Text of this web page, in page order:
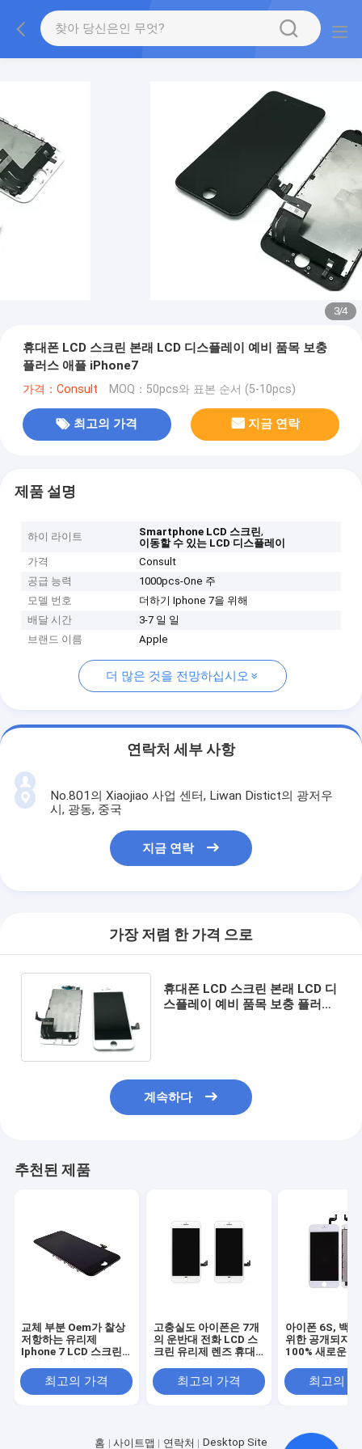
3/4
휴대폰 LCD 스크린 본래 LCD 디스플레이 예비 품목 보충
플러스 애플 iPhone7
가격：Consult MOQ：50pcs와 표본 순서 (5-10pcs)
최고의 가격 지금 연락
제품 설명
하이 라이트 Smartphone LCD 스크린,
이동할 수 있는 LCD 디스플레이
가격
Consult
공급 능력
1000pcs-One 주
모델 번호
더하기 Iphone 7을 위해
배달 시간
3-7 일 일
브랜드 이름
Apple
더 많은 것을 전망하십시오
연락처 세부 사항
No.801의 Xiaojiao 사업 센터, Liwan Distict의 광저우
시, 광동, 중국
지금 연락
가장 저렴 한 가격 으로
휴대폰 LCD 스크린 본래 LCD 디
스플레이 예비 품목 보충 플러스
계속하다
추천된 제품
교체 부분 Oem가 찰상
저항하는 유리제
Iphone 7 LCD 스크린
겁니다최고의 가격
고충실도 아이폰은 7개
의 운반대 전화 LCD 스
크린 유리제 렌즈 휴대
최고의 가격
아이폰 6S, 백
위한 공개되지
100% 새로운
최고의
홈 사이트맵 연락처 Desktop Site